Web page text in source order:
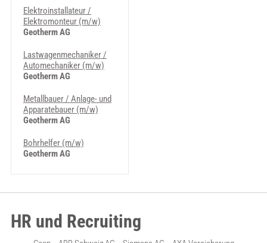
Elektroinstallateur /
Elektromonteur (m/w)
Geotherm AG
Lastwagenmechaniker /
Automechaniker (m/w)
Geotherm AG
Metallbauer / Anlage- und
Apparatebauer (m/w)
Geotherm AG
Bohrhelfer (m/w)
Geotherm AG
HR und Recruiting